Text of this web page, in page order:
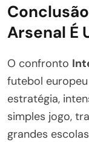
Arsenal É
O confronto
futebol
estratégia,
simples jogo,
grandes